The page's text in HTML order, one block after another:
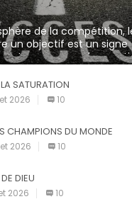
de la compétition,
un objectif est un signe
et une source de
[…]
LA SATURATION
2026 10
CHAMPIONS DU MONDE
2026 10
DIEU
2026 10